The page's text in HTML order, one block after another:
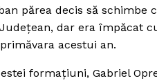
părea decis să schimbe
dar era împăcat
acestui an.
formaţiuni, Gabriel